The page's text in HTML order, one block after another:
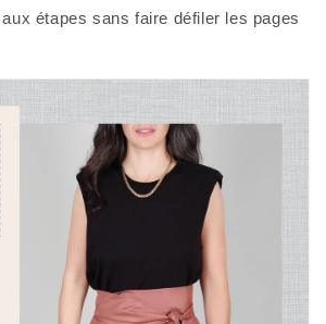
étapes sans faire défiler les pages